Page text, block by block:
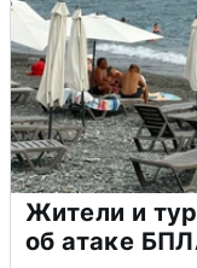
Жители и
об атаке